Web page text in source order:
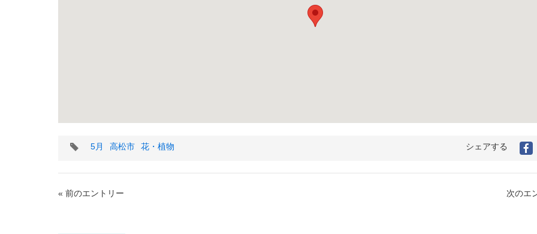
タ
5月 高松市 花・植物 シェアする
ア
« 前のエントリー 次のエ